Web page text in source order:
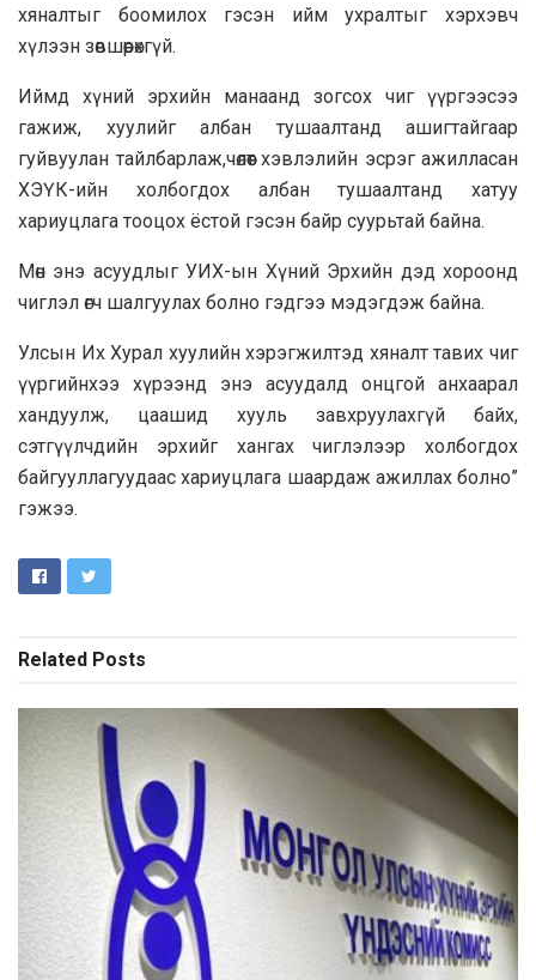
хяналтыг боомилох гэсэн ийм ухралтыг хэрхэвч
хүлээн зөвшөөрөхгүй.
Иймд хүний эрхийн манаанд зогсох чиг үүргээсээ
гажиж, хуулийг албан тушаалтанд ашигтайгаар
гуйвуулан тайлбарлаж,чөлөөт хэвлэлийн эсрэг ажилласан
ХЭҮК-ийн холбогдох албан тушаалтанд хатуу
хариуцлага тооцох ёстой гэсэн байр суурьтай байна.
Мөн энэ асуудлыг УИХ-ын Хүний Эрхийн дэд хороонд
чиглэл өгч шалгуулах болно гэдгээ мэдэгдэж байна.
Улсын Их Хурал хуулийн хэрэгжилтэд хяналт тавих чиг
үүргийнхээ хүрээнд энэ асуудалд онцгой анхаарал
хандуулж, цаашид хууль завхруулахгүй байх,
сэтгүүлчдийн эрхийг хангах чиглэлээр холбогдох
байгууллагуудаас хариуцлага шаардаж ажиллах болно”
гэжээ.
Related Posts